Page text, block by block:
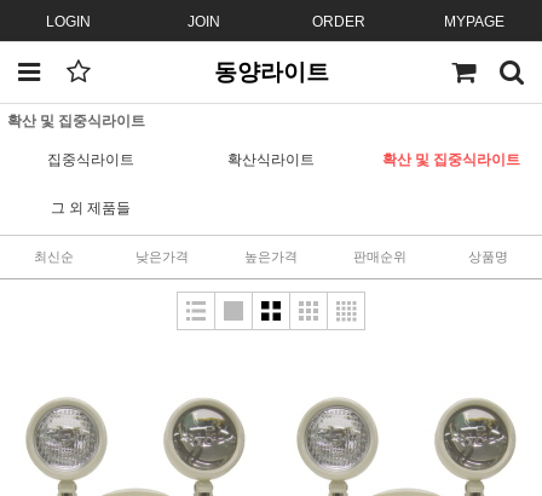
LOGIN JOIN ORDER MYPAGE
동양라이트
확산 및 집중식라이트
집중식라이트 확산식라이트 확산 및 집중식라이트
그 외 제품들
최신순 낮은가격 높은가격 판매순위 상품명